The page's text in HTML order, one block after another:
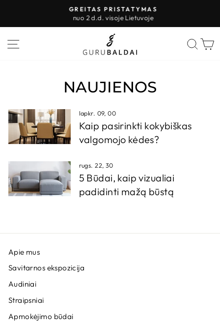
turinio
Sustabdyti
skaidres
GREITAS PRISTATYMAS
nuo 2 d.d. visoje Lietuvoje
PUSLAPIO VALDYMAS
NAUJIENOS
lapkr. 09, 00
Kaip pasirinkti kokybiškas
valgomojo kėdes?
rugs. 22, 30
5 Būdai, kaip vizualiai
padidinti mažą būstą
Apie mus
Savitarnos ekspozicija
Audiniai
Straipsniai
Apmokėjimo būdai